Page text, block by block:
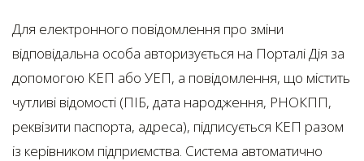
Для електронного повідомлення про зміни
відповідальна особа авторизується на Порталі Дія за
допомогою КЕП або УЕП, а повідомлення, що містить
чутливі відомості (ПІБ, дата народження, РНОКПП,
реквізити паспорта, адреса), підписується КЕП разом
із керівником підприємства. Система автоматично